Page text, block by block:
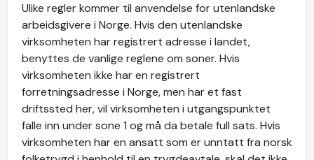
Ulike regler kommer til anvendelse for utenlandske
arbeidsgivere i Norge. Hvis den utenlandske
virksomheten har registrert adresse i landet,
benyttes de vanlige reglene om soner. Hvis
virksomheten ikke har en registrert
forretningsadresse i Norge, men har et fast
driftssted her, vil virksomheten i utgangspunktet
falle inn under sone 1 og må da betale full sats. Hvis
virksomheten har en ansatt som er unntatt fra norsk